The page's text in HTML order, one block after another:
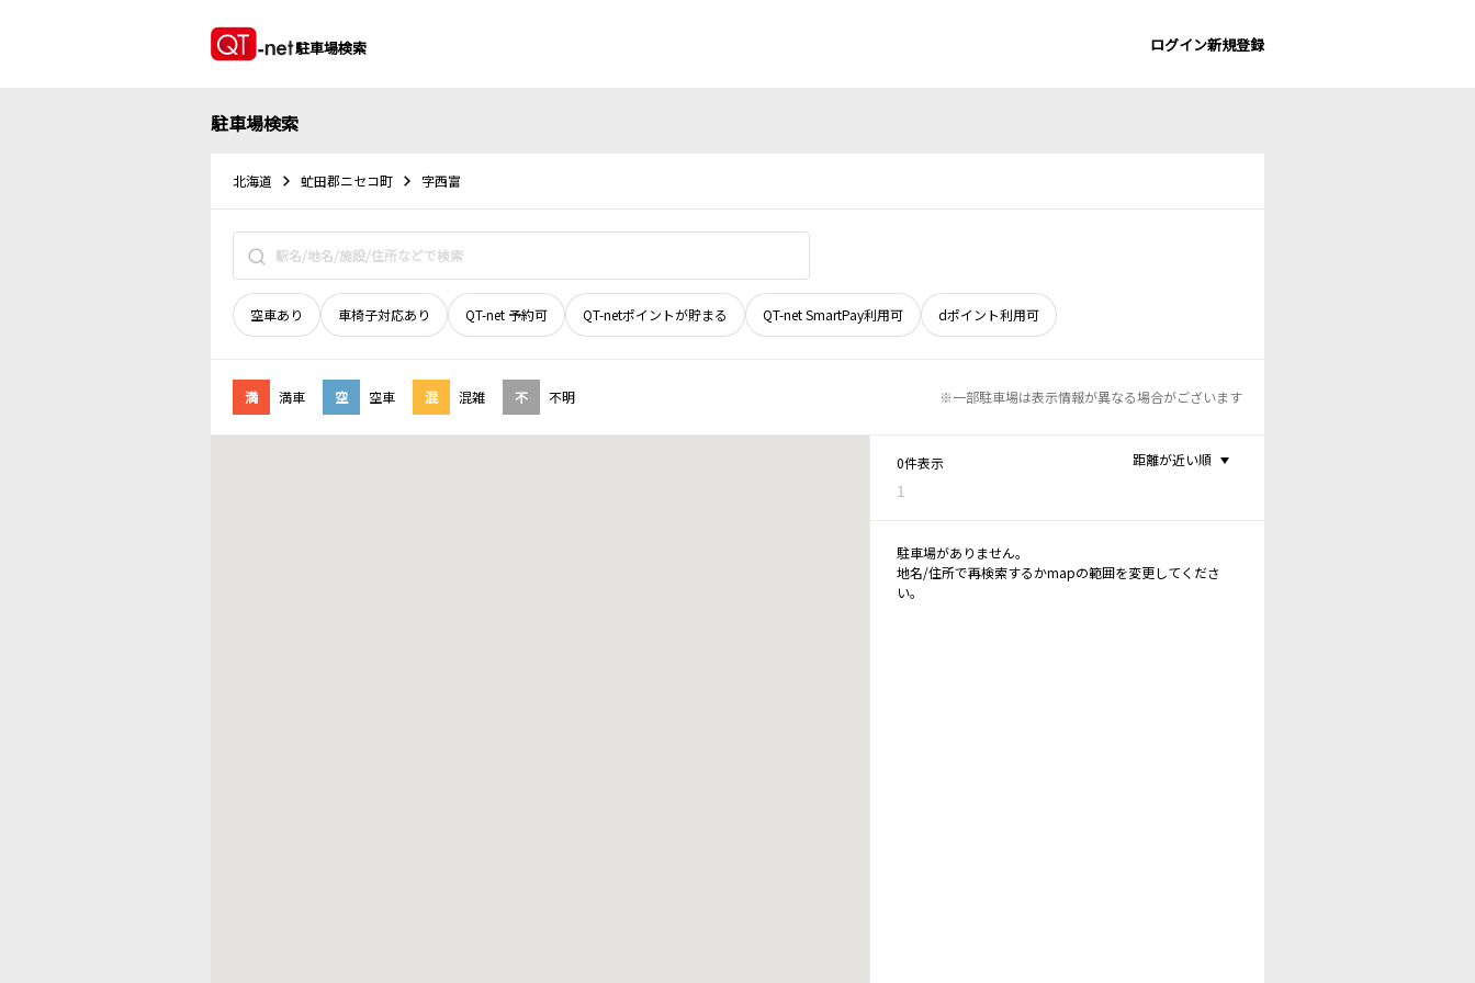
駐車場検索 ログイン新規登録
駐車場検索
北海道 虻田郡ニセコ町 字西富
空車あり 車椅子対応あり QT-net 予約可 QT-netポイントが貯まる QT-net SmartPay利用可 dポイント利用可
満 満車 空 空車 混 混雑 不 不明 ※一部駐車場は表示情報が異なる場合がございます
0件表示
1
距離が近い順
駐車場がありません。
地名/住所で再検索するかmapの範囲を変更してくださ
い。